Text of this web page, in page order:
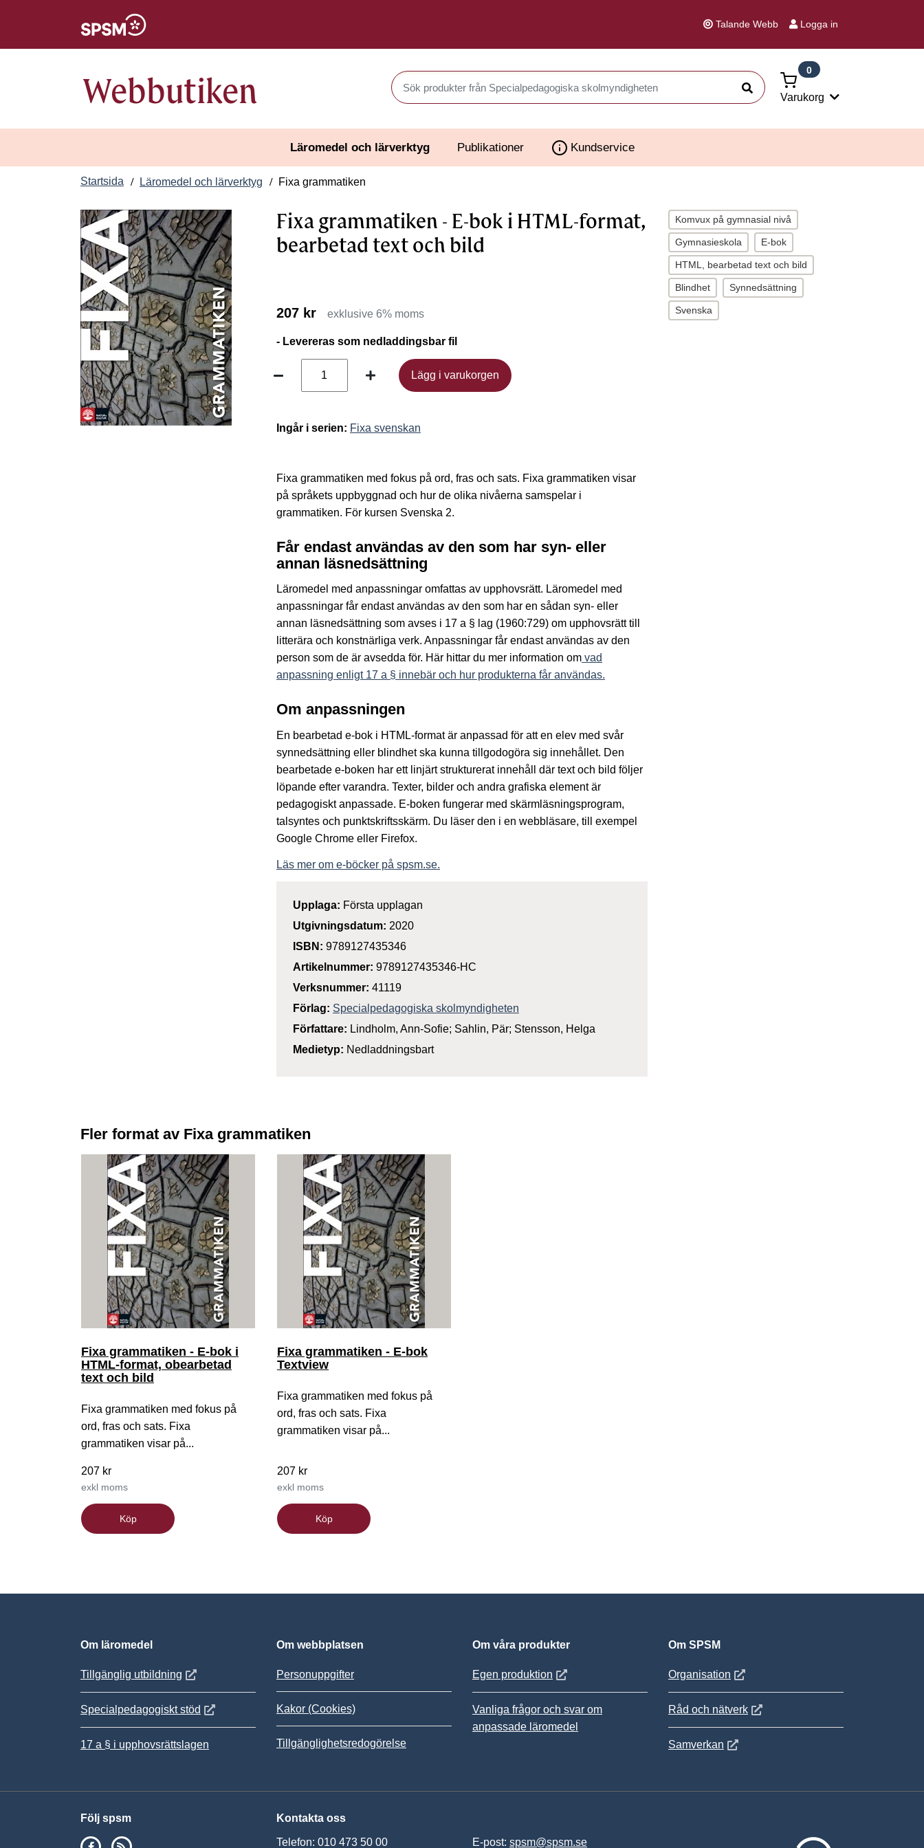
Talande Webb Logga in
Webbutiken Sök produkter i Webbutiken
Sök
Varukorg
0
Läromedel och lärverktyg Publikationer Kundservice
Startsida Läromedel och lärverktyg Fixa grammatiken
Fixa grammatiken - E-bok i HTML-format,
bearbetad text och bild
207 kr exklusive 6% moms
- Levereras som nedladdingsbar fil
Lägg i varukorgen
Lägg i varukorgen
Ingår i serien: Fixa svenskan
Fixa grammatiken med fokus på ord, fras och sats. Fixa grammatiken visar
på språkets uppbyggnad och hur de olika nivåerna samspelar i
grammatiken. För kursen Svenska 2.
Får endast användas av den som har syn- eller
annan läsnedsättning
Läromedel med anpassningar omfattas av upphovsrätt. Läromedel med
anpassningar får endast användas av den som har en sådan syn- eller
annan läsnedsättning som avses i 17 a § lag (1960:729) om upphovsrätt till
litterära och konstnärliga verk. Anpassningar får endast användas av den
person som de är avsedda för. Här hittar du mer information omvad
anpassning enligt 17 a § innebär och hur produkterna får användas.
Om anpassningen
En bearbetad e-bok i HTML-format är anpassad för att en elev med svår
synnedsättning eller blindhet ska kunna tillgodogöra sig innehållet. Den
bearbetade e-boken har ett linjärt strukturerat innehåll där text och bild följer
löpande efter varandra. Texter, bilder och andra grafiska element är
pedagogiskt anpassade. E-boken fungerar med skärmläsningsprogram,
talsyntes och punktskriftsskärm. Du läser den i en webbläsare, till exempel
Google Chrome eller Firefox.
Läs mer om e-böcker på spsm.se.
Upplaga: Första upplagan
Utgivningsdatum: 2020
ISBN: 9789127435346
Artikelnummer: 9789127435346-HC
Verksnummer: 41119
Förlag: Specialpedagogiska skolmyndigheten
Författare: Lindholm, Ann-Sofie; Sahlin, Pär; Stensson, Helga
Medietyp: Nedladdningsbart
Komvux på gymnasial nivå
Gymnasieskola E-bok
HTML, bearbetad text och bild
Blindhet Synnedsättning
Svenska
Fler format av Fixa grammatiken
Fixa grammatiken - E-bok i
HTML-format, obearbetad
text och bild
Fixa grammatiken med fokus på
ord, fras och sats. Fixa
grammatiken visar på...
207 kr
exkl moms
Köp
Fixa grammatiken - E-bok
Textview
Fixa grammatiken med fokus på
ord, fras och sats. Fixa
grammatiken visar på...
207 kr
exkl moms
Köp
Om läromedel
Tillgänglig utbildning Öppnas i nytt fönster
Specialpedagogiskt stöd Öppnas i nytt fönster
17 a § i upphovsrättslagen
Om webbplatsen
Personuppgifter
Kakor (Cookies)
Tillgänglighetsredogörelse
Om våra produkter
Egen produktion Öppnas i nytt fönster
Vanliga frågor och svar om
anpassade läromedel
Om SPSM
Organisation Öppnas i nytt fönster
Råd och nätverkÖppnas i nytt fönster
Samverkan Öppnas i nytt fönster
Följ spsm
SPSM på Facebook
Kontakta oss
Telefon: 010 473 50 00 E-post: spsm@spsm.se